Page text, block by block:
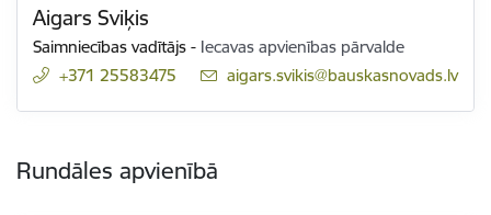
Aigars Sviķis
Saimniecības vadītājs - Iecavas apvienības pārvalde
+371 25583475
E-pasts:
aigars.svikis@bauskasnovads.lv
Rundāles apvienībā